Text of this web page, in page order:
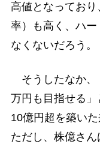
高値となってお
率）も高く、ハ
なくないだろう。
そうしたなか、
万円も目指せる
10億円超を築い
ただし、株億さ